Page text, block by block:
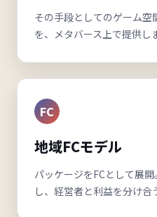
その手段としてのゲーム
を、メタバース上で提供し
FC
地域FCモデル
パッケージをFCとして展
し、経営者と利益を分け合